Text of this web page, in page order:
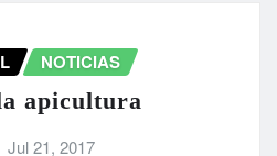
NOTICIAS
apicultura
Jul 21, 2017